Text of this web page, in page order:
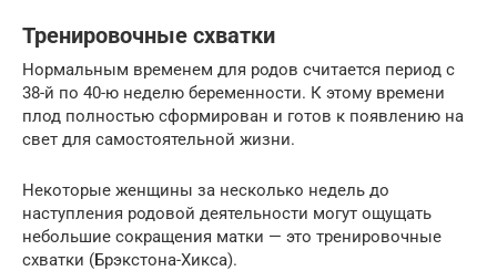
Тренировочные схватки
Нормальным временем для родов считается период с
38-й по 40-ю неделю беременности. К этому времени
плод полностью сформирован и готов к появлению на
свет для самостоятельной жизни.
Некоторые женщины за несколько недель до
наступления родовой деятельности могут ощущать
небольшие сокращения матки — это тренировочные
схватки (Брэкстона-Хикса).